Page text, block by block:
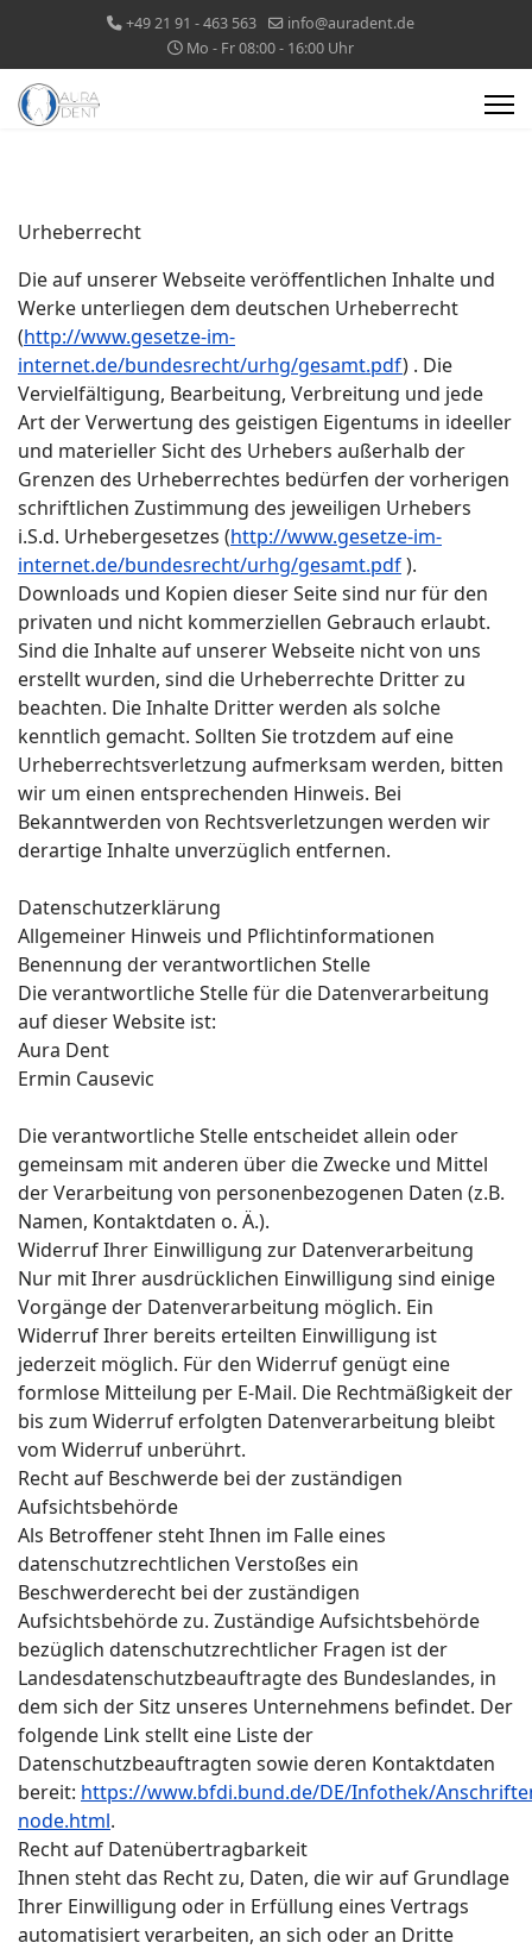
+49 21 91 - 463 563
info@auradent.de
Mo - Fr 08:00 - 16:00 Uhr
Urheberrecht
Die auf unserer Webseite veröffentlichen Inhalte und
Werke unterliegen dem deutschen Urheberrecht
(http://www.gesetze-im-
internet.de/bundesrecht/urhg/gesamt.pdf) . Die
Vervielfältigung, Bearbeitung, Verbreitung und jede
Art der Verwertung des geistigen Eigentums in ideeller
und materieller Sicht des Urhebers außerhalb der
Grenzen des Urheberrechtes bedürfen der vorherigen
schriftlichen Zustimmung des jeweiligen Urhebers
i.S.d. Urhebergesetzes (http://www.gesetze-im-
internet.de/bundesrecht/urhg/gesamt.pdf).
Downloads und Kopien dieser Seite sind nur für den
privaten und nicht kommerziellen Gebrauch erlaubt.
Sind die Inhalte auf unserer Webseite nicht von uns
erstellt wurden, sind die Urheberrechte Dritter zu
beachten. Die Inhalte Dritter werden als solche
kenntlich gemacht. Sollten Sie trotzdem auf eine
Urheberrechtsverletzung aufmerksam werden, bitten
wir um einen entsprechenden Hinweis. Bei
Bekanntwerden von Rechtsverletzungen werden wir
derartige Inhalte unverzüglich entfernen.
Datenschutzerklärung
Allgemeiner Hinweis und Pflichtinformationen
Benennung der verantwortlichen Stelle
Die verantwortliche Stelle für die Datenverarbeitung
auf dieser Website ist:
Aura Dent
Ermin Causevic
Die verantwortliche Stelle entscheidet allein oder
gemeinsam mit anderen über die Zwecke und Mittel
der Verarbeitung von personenbezogenen Daten (z.B.
Namen, Kontaktdaten o. Ä.).
Widerruf Ihrer Einwilligung zur Datenverarbeitung
Nur mit Ihrer ausdrücklichen Einwilligung sind einige
Vorgänge der Datenverarbeitung möglich. Ein
Widerruf Ihrer bereits erteilten Einwilligung ist
jederzeit möglich. Für den Widerruf genügt eine
formlose Mitteilung per E-Mail. Die Rechtmäßigkeit der
bis zum Widerruf erfolgten Datenverarbeitung bleibt
vom Widerruf unberührt.
Recht auf Beschwerde bei der zuständigen
Aufsichtsbehörde
Als Betroffener steht Ihnen im Falle eines
datenschutzrechtlichen Verstoßes ein
Beschwerderecht bei der zuständigen
Aufsichtsbehörde zu. Zuständige Aufsichtsbehörde
bezüglich datenschutzrechtlicher Fragen ist der
Landesdatenschutzbeauftragte des Bundeslandes, in
dem sich der Sitz unseres Unternehmens befindet. Der
folgende Link stellt eine Liste der
Datenschutzbeauftragten sowie deren Kontaktdaten
bereit: https://www.bfdi.bund.de/DE/Infothek/
node.html.
Recht auf Datenübertragbarkeit
Ihnen steht das Recht zu, Daten, die wir auf Grundlage
Ihrer Einwilligung oder in Erfüllung eines Vertrags
automatisiert verarbeiten, an sich oder an Dritte